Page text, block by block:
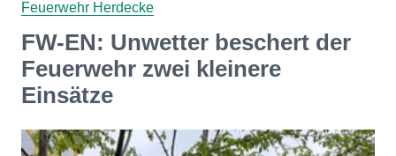
Feuerwehr Herdecke
FW-EN: Unwetter beschert der
Feuerwehr zwei kleinere
Einsätze